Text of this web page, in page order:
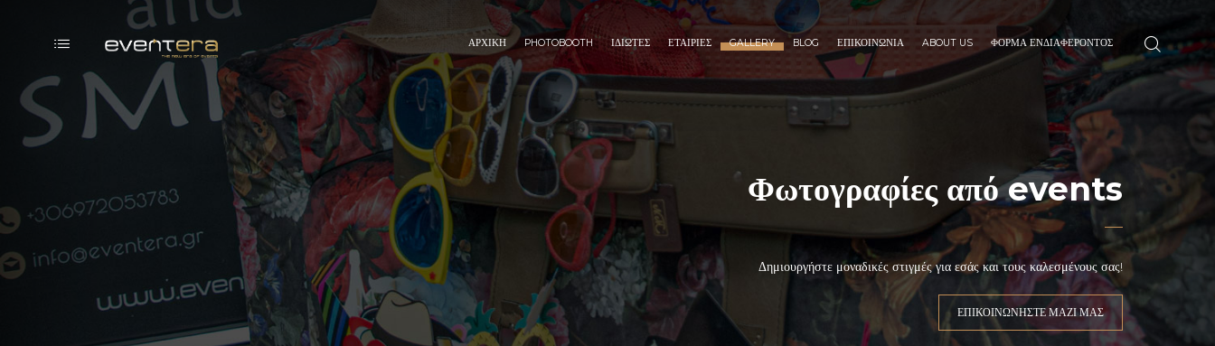
ΑΡΧΙΚΗ PHOTOBOOTH ΙΔΙΩΤΕΣ ΕΤΑΙΡΙΕΣ GALLERY BLOG ΕΠΙΚΟΙΝΩΝΙΑ ABOUT US ΦΌΡΜΑ ΕΝΔΙΑΦΈΡΟΝΤΟΣ
Φωτογραφίες από events
Δημιουργήστε μοναδικές στιγμές για εσάς και τους καλεσμένους σας!
ΕΠΙΚΟΙΝΩΝΗΣΤΕ ΜΑΖΙ ΜΑΣ